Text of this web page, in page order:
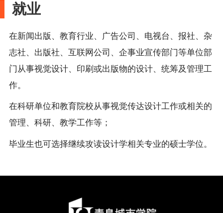
就业
在新闻出版、教育行业、广告公司、电视台、报社、杂
志社、出版社、互联网公司、企事业宣传部门等单位部
门从事视觉设计、印刷或出版物的设计、统筹及管理工
作。
在科研单位和教育院校从事视觉传达设计工作或相关的
管理、科研、教学工作等；
毕业生也可选择继续攻读设计学相关专业的硕士学位。